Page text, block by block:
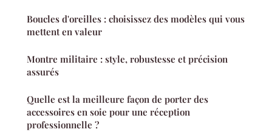
Boucles d'oreilles : choisissez des modèles qui vous
mettent en valeur
Montre militaire : style, robustesse et précision
assurés
Quelle est la meilleure façon de porter des
accessoires en soie pour une réception
professionnelle ?